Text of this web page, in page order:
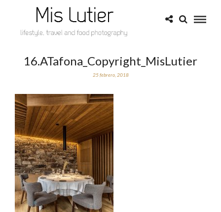
16.ATafona_Copyright_MisLutier
25 febrero, 2018